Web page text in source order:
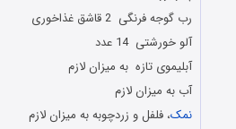
رب گوجه فرنگی 2 قاشق غذاخوری
آلو خورشتی 14 عدد
آبلیموی تازه به میزان لازم
آب به میزان لازم
نمک، فلفل و زردچوبه به میزان لازم